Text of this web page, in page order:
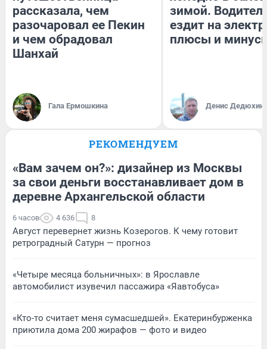
рассказала, чем
разочаровал ее Пекин
и чем обрадовал
Шанхай
Гала Ермошкина
зимой.
ездит на
плюсы и
Денис Дедюхин
РЕКОМЕНДУЕМ
«Вам зачем он?»: дизайнер из Москвы
за свои деньги восстанавливает дом в
деревне Архангельской области
6 часов 4 636 8
Август перевернет жизнь Козерогов. К чему готовит
ретроградный Сатурн — прогноз
«Четыре месяца больничных»: в Ярославле
автомобилист изувечил пассажира «Яавтобуса»
«Кто-то считает меня сумасшедшей». Екатеринбурженка
приютила дома 200 жирафов — фото и видео